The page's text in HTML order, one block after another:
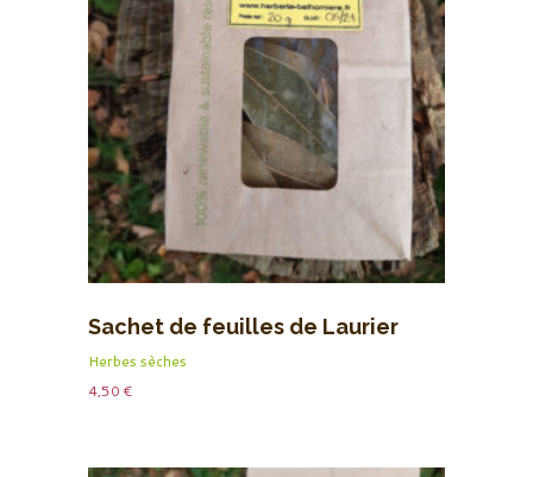
Sachet de feuilles de Laurier
Herbes sèches
4,50€